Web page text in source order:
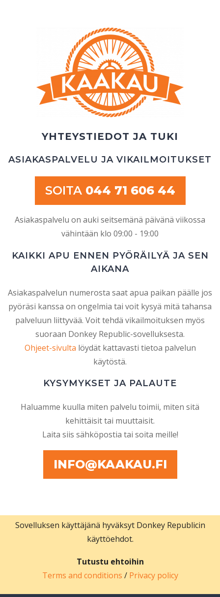
YHTEYSTIEDOT JA TUKI
ASIAKASPALVELU JA VIKAILMOITUKSET
SOITA044 71 606 44
Asiakaspalvelu on auki seitsemänä päivänä viikossa
vähintään klo 09:00 - 19:00
KAIKKI APU ENNEN PYÖRÄILYÄ JA SEN
AIKANA
Asiakaspalvelun numerosta saat apua paikan päälle jos
pyöräsi kanssa on ongelmia tai voit kysyä mitä tahansa
palveluun liittyvää. Voit tehdä vikailmoituksen myös
suoraan Donkey Republic-sovelluksesta.
Ohjeet-sivulta löydät kattavasti tietoa palvelun
käytöstä.
KYSYMYKSET JA PALAUTE
Haluamme kuulla miten palvelu toimii, miten sitä
kehittäisit tai muuttaisit.
Laita siis sähköpostia tai soita meille!
INFO@KAAKAU.FI
Sovelluksen käyttäjänä hyväksyt Donkey Republicin
käyttöehdot.
Tutustu ehtoihin
Terms and conditions / Privacy policy